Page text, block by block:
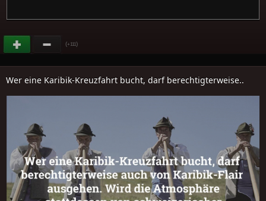
(+111)
Wer eine Karibik-Kreuzfahrt bucht, darf berechtigterweise..